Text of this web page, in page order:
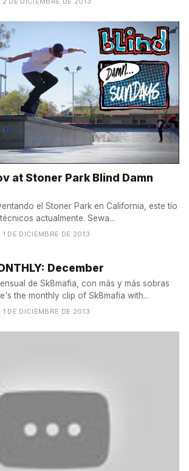
at Stoner Park Blind Damn
el Stoner Park en California, este tío
es uno de los más técnicos actualmente. Sewa...
DE DICIEMBRE DE 2013
December
de Sk8mafia, con más y más sobras
the monthly clip of Sk8mafia with...
DE DICIEMBRE DE 2013